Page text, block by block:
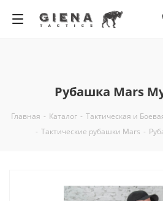
Рубашка Mars
Главная - Каталог - Тактическая и
- Тактические рубашки Mars -